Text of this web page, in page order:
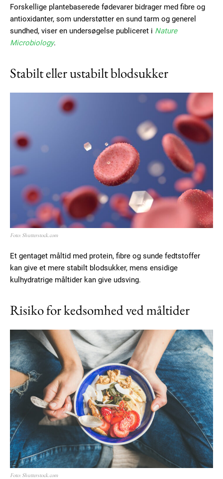
Orci varius natoque dolor
Member full access
100 / year
Etiam est nibh, lobortis sit
Praesent euismod ac
Ut mollis pellentesque tortor
Nullam eu erat condimentum
Donec quis est ac felis
Orci varius natoque dolor
MONTHLY PRICING
Forskellige plantebaserede fødevarer bidrager med fibre og
antioxidanter, som understøtter en sund tarm og generel
sundhed, viser en undersøgelse publiceret i Nature
Microbiology.
Stabilt eller ustabilt blodsukker
Foto: Shutterstock.com
Et gentaget måltid med protein, fibre og sunde fedtstoffer
kan give et mere stabilt blodsukker, mens ensidige
kulhydratrige måltider kan give udsving.
Risiko for kedsomhed ved måltider
Foto: Shutterstock.com